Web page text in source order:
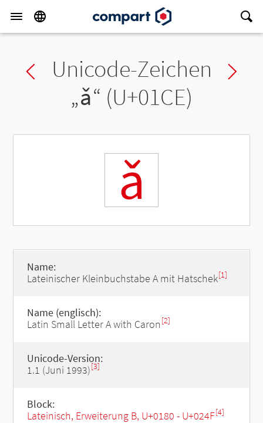
Previous char
Unicode-Zeichen
„ǎ“ (U+01CE)
ǎ
Name:
Lateinischer Kleinbuchstabe A mit Hatschek[1]
Name (englisch):
Latin Small Letter A with Caron [2]
Unicode-Version:
1.1 (Juni 1993)[3]
Block:
Lateinisch, Erweiterung B, U+0180 - U+024F[4]